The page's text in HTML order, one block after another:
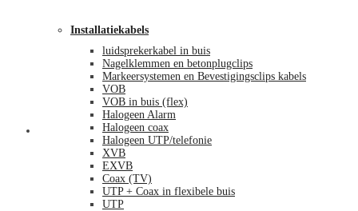
Mijn account
Installatiekabels
luidsprekerkabel in buis
Nagelklemmen en betonplugclips
Markeersystemen en Bevestigingsclips kabels
VOB
VOB in buis (flex)
Halogeen Alarm
Halogeen coax
Halogeen UTP/telefonie
XVB
EXVB
Coax (TV)
UTP + Coax in flexibele buis
UTP